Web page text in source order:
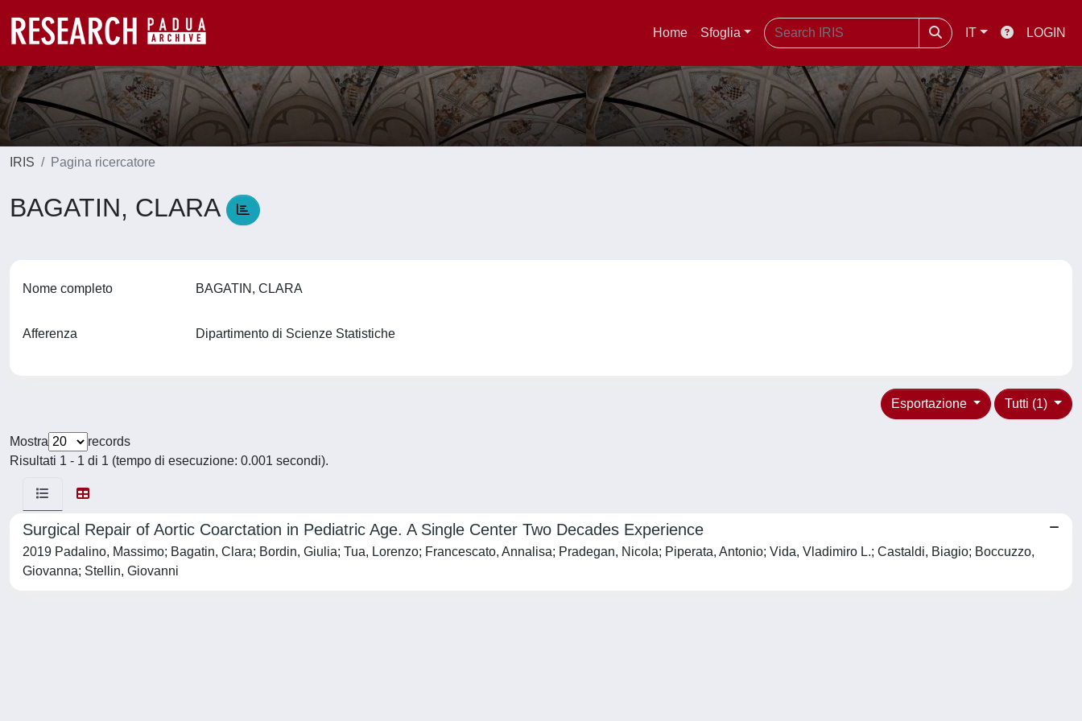
Home Sfoglia IT LOGIN
IRIS Pagina ricercatore
BAGATIN, CLARA
Nome completo BAGATIN, CLARA
Afferenza Dipartimento di Scienze Statistiche
Tutti (1)
Esportazione
Mostra
records
Risultati 1 - 1 di 1 (tempo di esecuzione: 0.001 secondi).
Surgical Repair of Aortic Coarctation in Pediatric Age. A Single Center Two Decades Experience
2019 Padalino, Massimo; Bagatin, Clara; Bordin, Giulia; Tua, Lorenzo; Francescato, Annalisa; Pradegan, Nicola; Piperata, Antonio; Vida, Vladimiro L.; Castaldi, Biagio; Boccuzzo,
Giovanna; Stellin, Giovanni